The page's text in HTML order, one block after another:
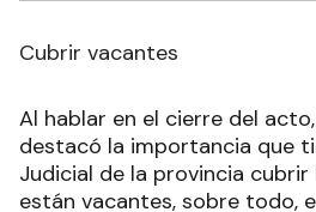
Cubrir vacantes
Al hablar en el cierre del
destacó la importancia que
Judicial de la provincia
están vacantes, sobre todo,